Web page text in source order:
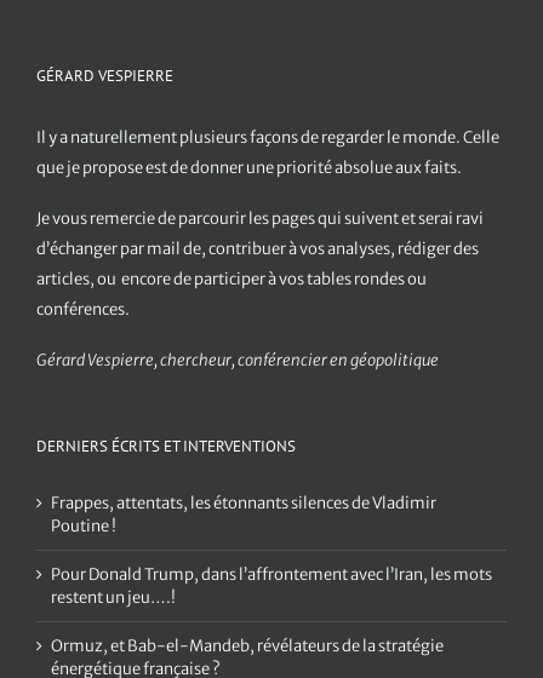
GÉRARD VESPIERRE
Il y a naturellement plusieurs façons de regarder le monde. Celle
que je propose est de donner une priorité absolue aux faits.
Je vous remercie de parcourir les pages qui suivent et serai ravi
d’échanger par mail de, contribuer à vos analyses, rédiger des
articles, ou encore de participer à vos tables rondes ou
conférences.
Gérard Vespierre, chercheur, conférencier en géopolitique
DERNIERS ÉCRITS ET INTERVENTIONS
Frappes, attentats, les étonnants silences de Vladimir
Poutine !
Pour Donald Trump, dans l’affrontement avec l’Iran, les mots
restent un jeu….!
Ormuz, et Bab-el-Mandeb, révélateurs de la stratégie
énergétique française ?